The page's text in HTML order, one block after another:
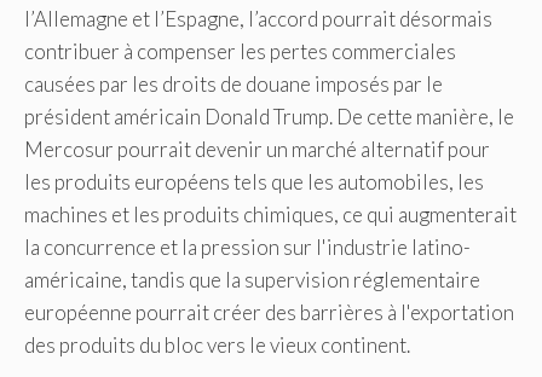
l’Allemagne et l’Espagne, l’accord pourrait désormais
contribuer à compenser les pertes commerciales
causées par les droits de douane imposés par le
président américain Donald Trump. De cette manière, le
Mercosur pourrait devenir un marché alternatif pour
les produits européens tels que les automobiles, les
machines et les produits chimiques, ce qui augmenterait
la concurrence et la pression sur l'industrie latino-
américaine, tandis que la supervision réglementaire
européenne pourrait créer des barrières à l'exportation
des produits du bloc vers le vieux continent.